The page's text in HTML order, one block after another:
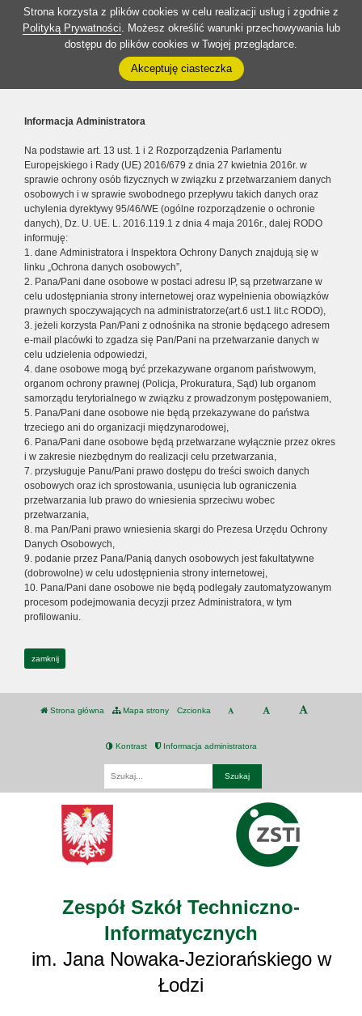
Strona korzysta z plików cookies w celu realizacji usług i zgodnie z
Polityką Prywatności. Możesz określić warunki przechowywania lub
dostępu do plików cookies w Twojej przeglądarce.
Akceptuję ciasteczka
Informacja Administratora
Na podstawie art. 13 ust. 1 i 2 Rozporządzenia Parlamentu
Europejskiego i Rady (UE) 2016/679 z dnia 27 kwietnia 2016r. w
sprawie ochrony osób fizycznych w związku z przetwarzaniem danych
osobowych i w sprawie swobodnego przepływu takich danych oraz
uchylenia dyrektywy 95/46/WE (ogólne rozporządzenie o ochronie
danych), Dz. U. UE. L. 2016.119.1 z dnia 4 maja 2016r., dalej RODO
informuję:
1. dane Administratora i Inspektora Ochrony Danych znajdują się w
linku „Ochrona danych osobowych”,
2. Pana/Pani dane osobowe w postaci adresu IP, są przetwarzane w
celu udostępniania strony internetowej oraz wypełnienia obowiązków
prawnych spoczywających na administratorze(art.6 ust.1 lit.c RODO),
3. jeżeli korzysta Pan/Pani z odnośnika na stronie będącego adresem
e-mail placówki to zgadza się Pan/Pani na przetwarzanie danych w
celu udzielenia odpowiedzi,
4. dane osobowe mogą być przekazywane organom państwowym,
organom ochrony prawnej (Policja, Prokuratura, Sąd) lub organom
samorządu terytorialnego w związku z prowadzonym postępowaniem,
5. Pana/Pani dane osobowe nie będą przekazywane do państwa
trzeciego ani do organizacji międzynarodowej,
6. Pana/Pani dane osobowe będą przetwarzane wyłącznie przez okres
i w zakresie niezbędnym do realizacji celu przetwarzania,
7. przysługuje Panu/Pani prawo dostępu do treści swoich danych
osobowych oraz ich sprostowania, usunięcia lub ograniczenia
przetwarzania lub prawo do wniesienia sprzeciwu wobec
przetwarzania,
8. ma Pan/Pani prawo wniesienia skargi do Prezesa Urzędu Ochrony
Danych Osobowych,
9. podanie przez Pana/Panią danych osobowych jest fakultatywne
(dobrowolne) w celu udostępnienia strony internetowej,
10. Pana/Pani dane osobowe nie będą podlegały zautomatyzowanym
procesom podejmowania decyzji przez Administratora, w tym
profilowaniu.
zamknij
Strona główna Mapa strony Czcionka
Kontrast Informacja administratora
Zespół Szkół Techniczno-
Informatycznych
im. Jana Nowaka-Jeziorańskiego w
Łodzi